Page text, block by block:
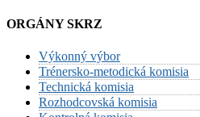
ORGÁNY SKRZ
Výkonný výbor
Trénersko-metodická komisia
Technická komisia
Rozhodcovská komisia